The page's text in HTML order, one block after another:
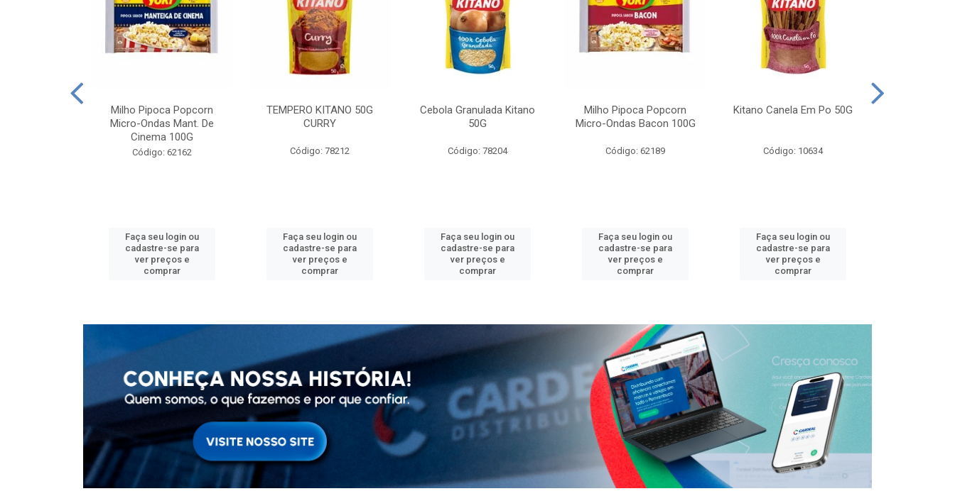
Milho Pipoca Popcorn
Micro-Ondas Mant. De
Cinema 100G
Código: 62162
Faça seu login ou
cadastre-se para
ver preços e
comprar
TEMPERO KITANO 50G
CURRY
Código: 78212
Faça seu login ou
cadastre-se para
ver preços e
comprar
Cebola Granulada Kitano
50G
Código: 78204
Faça seu login ou
cadastre-se para
ver preços e
comprar
Milho Pipoca Popcorn
Micro-Ondas Bacon 100G
Código: 62189
Faça seu login ou
cadastre-se para
ver preços e
comprar
Kitano Canela Em Po 50G
Código: 10634
Faça seu login ou
cadastre-se para
ver preços e
comprar